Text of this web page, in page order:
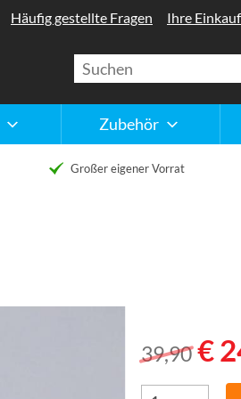
Zubehör
Häufig gestellte Fragen Ihre
Großer eigener Vorrat
39,90 €